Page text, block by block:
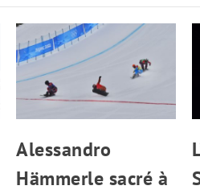
Alessandro
Hämmerle sacré à